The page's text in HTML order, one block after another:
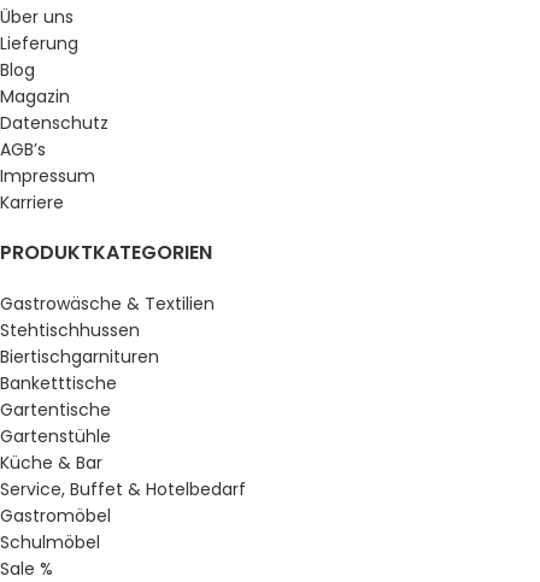
Über uns
Lieferung
Blog
Magazin
Datenschutz
AGB’s
Impressum
Karriere
PRODUKTKATEGORIEN
Gastrowäsche & Textilien
Stehtischhussen
Biertischgarnituren
Banketttische
Gartentische
Gartenstühle
Küche & Bar
Service, Buffet & Hotelbedarf
Gastromöbel
Schulmöbel
Sale %